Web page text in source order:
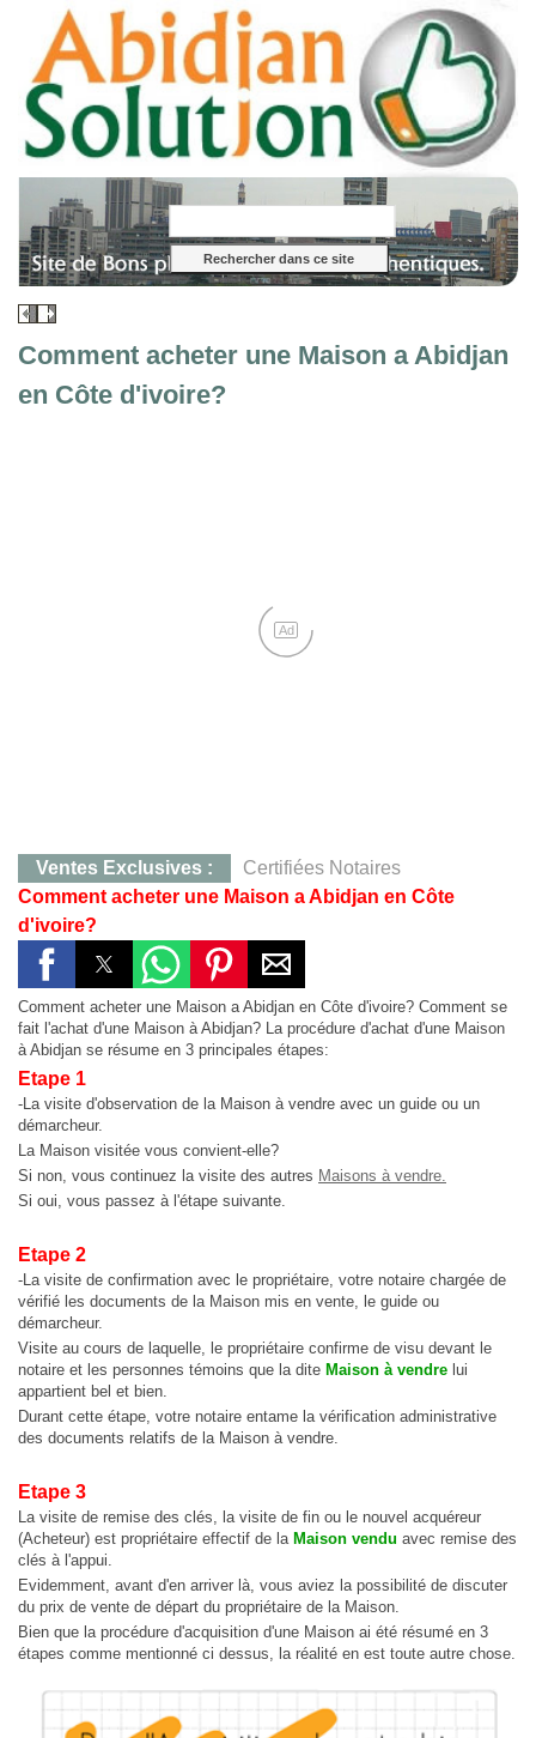
Comment acheter une Maison a Abidjan
en Côte d'ivoire?
Ad
Ventes Exclusives :
Certifiées Notaires
CONTACT :
0707283405, M. KOFFI
Yamoussoukro :
Yakro :
Qt Mlock 823 m²,12 millions
Agboville :
Hevéa 38 Ha, 130 millions, Certificat Foncier Individuel
Agboville :
38 Ha à 130 millions
2 Pltx Vallon :
2 Pltx Vallon :
Comment acheter une Maison a Abidjan en Côte
d'ivoire?
Comment acheter une Maison a Abidjan en Côte d'ivoire? Comment se
fait l'achat d'une Maison à Abidjan? La procédure d'achat d'une Maison
à Abidjan se résume en 3 principales étapes:
Etape 1
-La visite d'observation de la Maison à vendre avec un guide ou un
démarcheur.
La Maison visitée vous convient-elle?
Si non, vous continuez la visite des autres Maisons à vendre.
Si oui, vous passez à l'étape suivante.
Etape 2
-La visite de confirmation avec le propriétaire, votre notaire chargée de
vérifié les documents de la Maison mis en vente, le guide ou
démarcheur.
Visite au cours de laquelle, le propriétaire confirme de visu devant le
notaire et les personnes témoins que la dite Maison à vendre lui
appartient bel et bien.
Durant cette étape, votre notaire entame la vérification administrative
des documents relatifs de la Maison à vendre.
Etape 3
La visite de remise des clés, la visite de fin ou le nouvel acquéreur
(Acheteur) est propriétaire effectif de la Maison vendu avec remise des
clés à l'appui.
Evidemment, avant d'en arriver là, vous aviez la possibilité de discuter
du prix de vente de départ du propriétaire de la Maison.
Bien que la procédure d'acquisition d'une Maison ai été résumé en 3
étapes comme mentionné ci dessus, la réalité en est toute autre chose.